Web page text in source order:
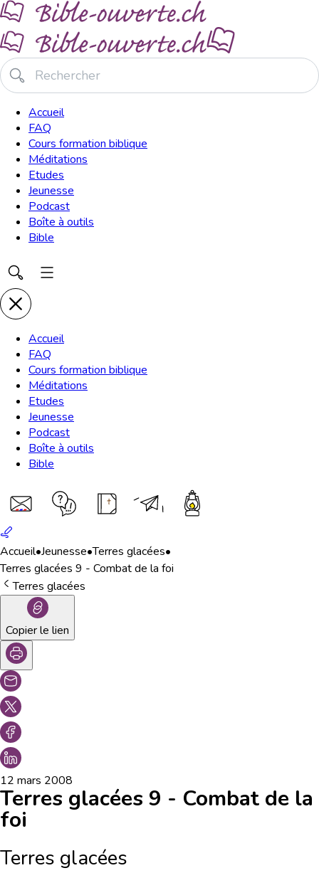
Accueil
FAQ
Cours formation biblique
Méditations
Etudes
Jeunesse
Podcast
Boîte à outils
Bible
Accueil
FAQ
Cours formation biblique
Méditations
Etudes
Jeunesse
Podcast
Boîte à outils
Bible
Accueil•Jeunesse•Terres glacées•
Terres glacées 9 - Combat de la foi
Terres glacées
Copier le lien
12 mars 2008
Terres glacées 9 - Combat de la
foi
Terres glacées